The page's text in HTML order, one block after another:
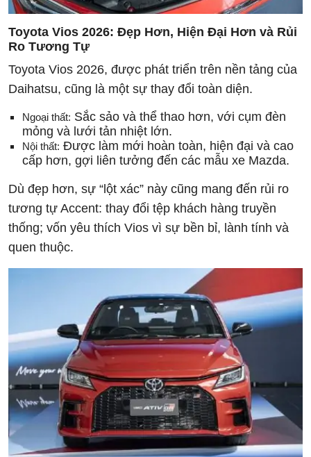
Toyota Vios 2026: Đẹp Hơn, Hiện Đại Hơn và Rủi
Ro Tương Tự
Toyota Vios 2026, được phát triển trên nền tảng của
Daihatsu, cũng là một sự thay đổi toàn diện.
Ngoại thất: Sắc sảo và thể thao hơn, với cụm đèn
mỏng và lưới tản nhiệt lớn.
Nội thất: Được làm mới hoàn toàn, hiện đại và cao
cấp hơn, gợi liên tưởng đến các mẫu xe Mazda.
Dù đẹp hơn, sự “lột xác” này cũng mang đến rủi ro
tương tự Accent: thay đổi tệp khách hàng truyền
thống; vốn yêu thích Vios vì sự bền bỉ, lành tính và
quen thuộc.